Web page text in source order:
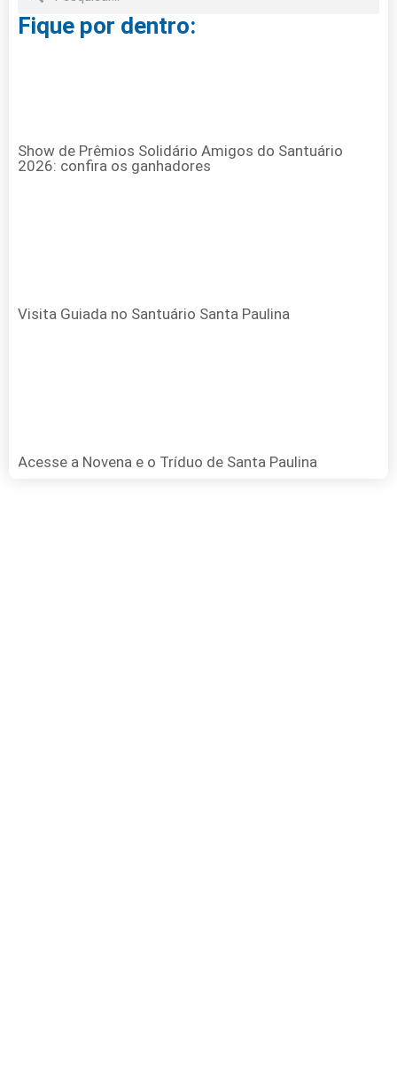
Fique por dentro:
Show de Prêmios Solidário Amigos do Santuário
2026: confira os ganhadores
Visita Guiada no Santuário Santa Paulina
Acesse a Novena e o Tríduo de Santa Paulina